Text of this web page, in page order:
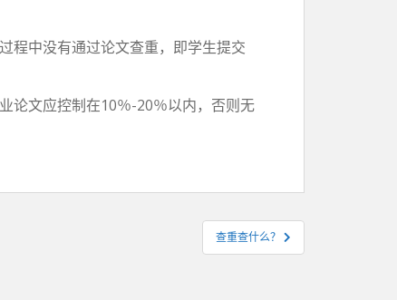
过程中没有通过论文查重，即学生提交
论文应控制在10％-20％以内，否则无
查重查什么？